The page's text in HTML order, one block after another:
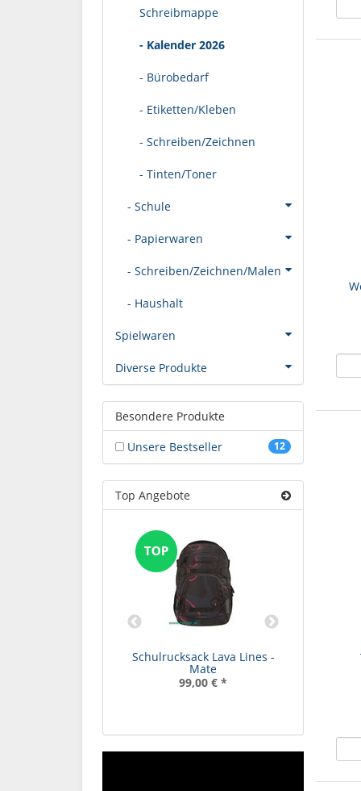
Schreibmappe
- Kalender 2026
- Bürobedarf
- Etiketten/Kleben
- Schreiben/Zeichnen
- Tinten/Toner
- Schule
- Papierwaren
- Schreiben/Zeichnen/Malen
- Haushalt
Spielwaren
Diverse Produkte
Besondere Produkte
12
Unsere Bestseller
Top Angebote
Schulrucksack Lava Lines -
Mate
99,00 € *